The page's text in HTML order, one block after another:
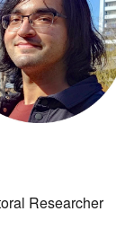
Researcher